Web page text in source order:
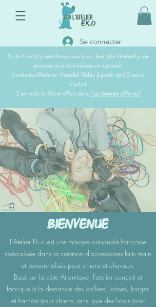
Se connecter
Suite à de trop nombreux soucis sur leur site internet je ne
propose plus de livraison via Laposte.
Livraison offerte en Mondial Relay à partir de 60 euros
d'achat
2 achetés le 3ème offert dans "Les bonnes affaires"
Bienvenue
L’Atelier Ek.o est une marque artisanale française
spécialisée dans la création d’accessoires faits main
et personnalisés pour chiens et chevaux.
Basé sur la côte Atlantique, l’atelier conçoit et
fabrique à la demande des colliers, laisses, longes
et harnais pour chiens, ainsi que des licols pour